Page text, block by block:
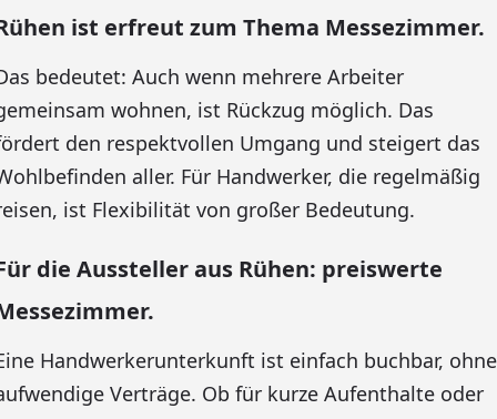
ist erfreut zum Thema Messezimmer.
bedeutet: Auch wenn mehrere Arbeiter
wohnen, ist Rückzug möglich. Das
den respektvollen Umgang und steigert das
aller. Für Handwerker, die regelmäßig
ist Flexibilität von großer Bedeutung.
die Aussteller aus Rühen: preiswerte
Handwerkerunterkunft ist einfach buchbar, ohne
Verträge. Ob für kurze Aufenthalte oder